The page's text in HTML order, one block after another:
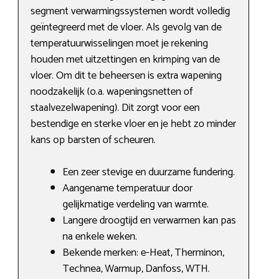
segment verwarmingssystemen wordt volledig
geïntegreerd met de vloer. Als gevolg van de
temperatuurwisselingen moet je rekening
houden met uitzettingen en krimping van de
vloer. Om dit te beheersen is extra wapening
noodzakelijk (o.a. wapeningsnetten of
staalvezelwapening). Dit zorgt voor een
bestendige en sterke vloer en je hebt zo minder
kans op barsten of scheuren.
Een zeer stevige en duurzame fundering.
Aangename temperatuur door
gelijkmatige verdeling van warmte.
Langere droogtijd en verwarmen kan pas
na enkele weken.
Bekende merken: e-Heat, Therminon,
Technea, Warmup, Danfoss, WTH.